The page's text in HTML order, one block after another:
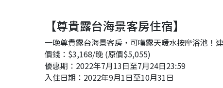
【尊貴露台海景客房住宿】
一晚尊貴露台海景客房，可嘆露天暖水按摩浴池！
價錢：$3,168/晚 (原價$5,055)
優惠期：2022年7月13日至7月24日23:59
入住日期：2022年9月1日至10月31日